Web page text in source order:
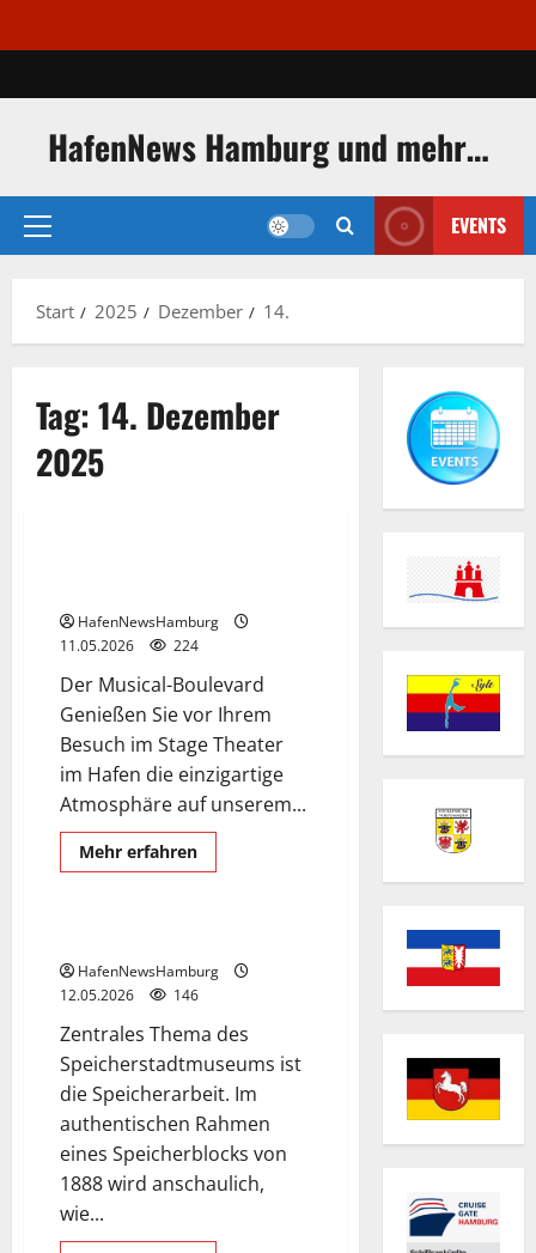
Inhalt
HafenNews Hamburg und mehr…
Primäres
EVENTS
Start 2025 Dezember 14.
Tag:14. Dezember
2025
Exclusive Aerial Pics
Hafennews
HafenNewsHamburg
11.05.2026
224
Der Musical-Boulevard
Genießen Sie vor Ihrem
Besuch im Stage Theater
im Hafen die einzigartige
Atmosphäre auf unserem...
Mehr erfahrenMehr
Informationen
Hafen.
Museum
Speicherstadt
Speicherstadtmuseum
HafenNewsHamburg
12.05.2026
146
Zentrales Thema des
Speicherstadtmuseums ist
die Speicherarbeit. Im
authentischen Rahmen
eines Speicherblocks von
1888 wird anschaulich,
wie...